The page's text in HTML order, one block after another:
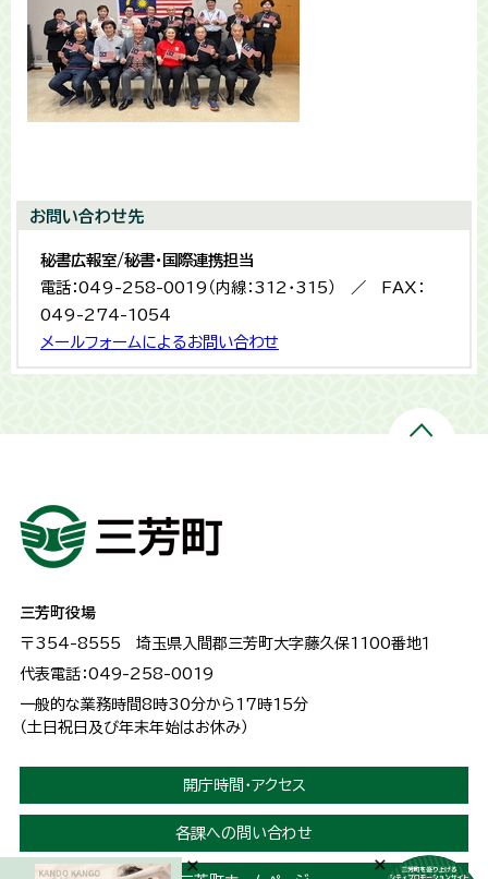
お問い合わせ先
秘書広報室/秘書・国際連携担当
電話：049-258-0019（内線：312・315） ／ FAX：
049-274-1054
メールフォームによるお問い合わせ
三芳町役場
〒354-8555 埼玉県入間郡三芳町大字藤久保1100番地１
代表電話：049-258-0019
一般的な業務時間8時30分から17時15分
（土日祝日及び年末年始はお休み）
開庁時間・アクセス
各課への問い合わせ